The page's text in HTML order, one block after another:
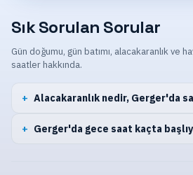
Sık Sorulan Sorular
Gün doğumu, gün batımı, alacakaranlık ve
saatler hakkında.
Alacakaranlık nedir, Gerger'da
Gerger'da gece saat kaçta